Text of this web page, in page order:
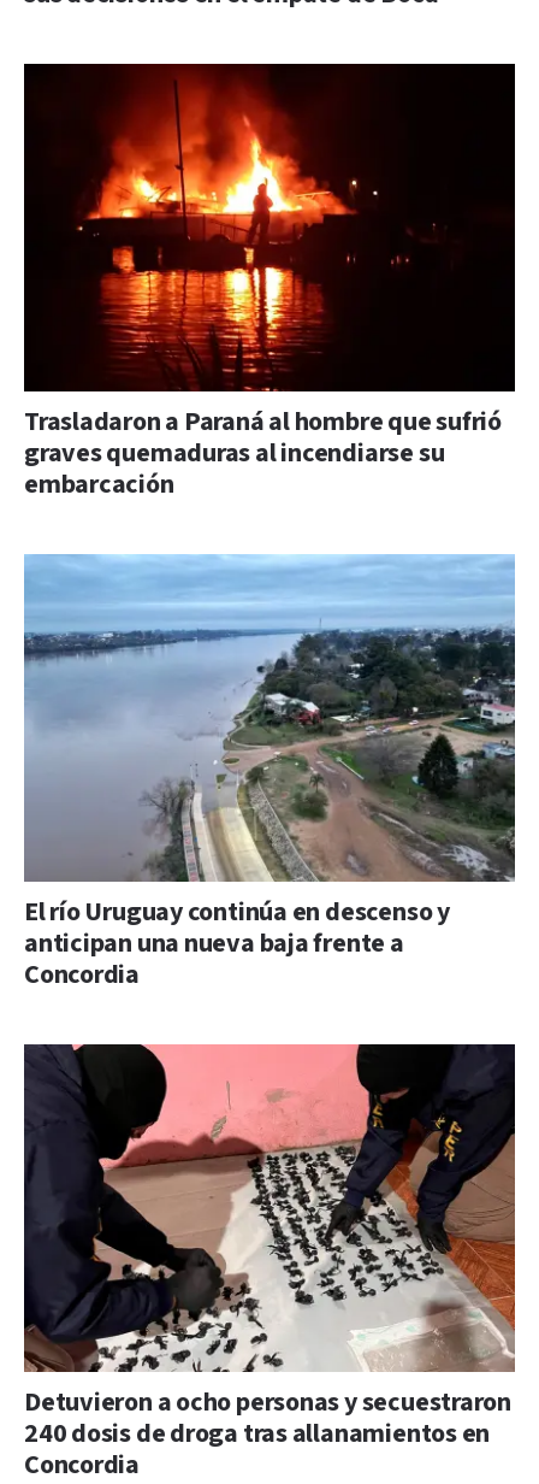
Trasladaron a Paraná al hombre que sufrió
graves quemaduras al incendiarse su
embarcación
El río Uruguay continúa en descenso y
anticipan una nueva baja frente a
Concordia
Detuvieron a ocho personas y secuestraron
240 dosis de droga tras allanamientos en
Concordia